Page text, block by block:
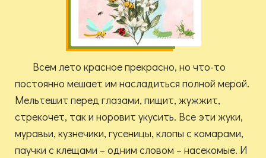
Всем лето красное прекрасно, но что-то
постоянно мешает им насладиться полной мерой.
Мельтешит перед глазами, пищит, жужжит,
стрекочет, так и норовит укусить. Все эти жуки,
муравьи, кузнечики, гусеницы, клопы с комарами,
паучки с клещами – одним словом – насекомые. И